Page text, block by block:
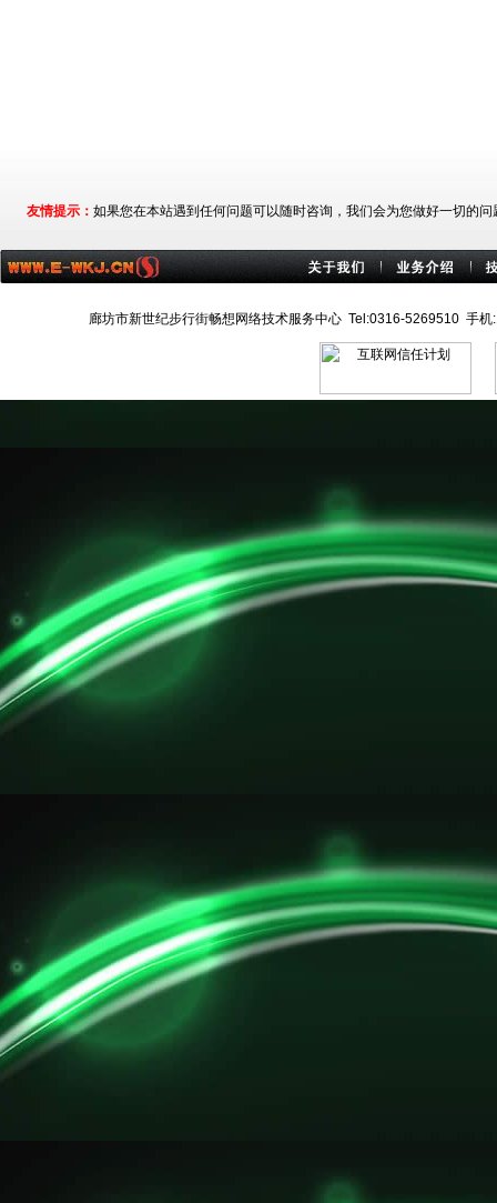
友情提示： 如果您在本站遇到任何问题可以随时咨询，我们会为您做好一切的问
廊坊市新世纪步行街畅想网络技术服务中心 Tel:0316-5269510 手